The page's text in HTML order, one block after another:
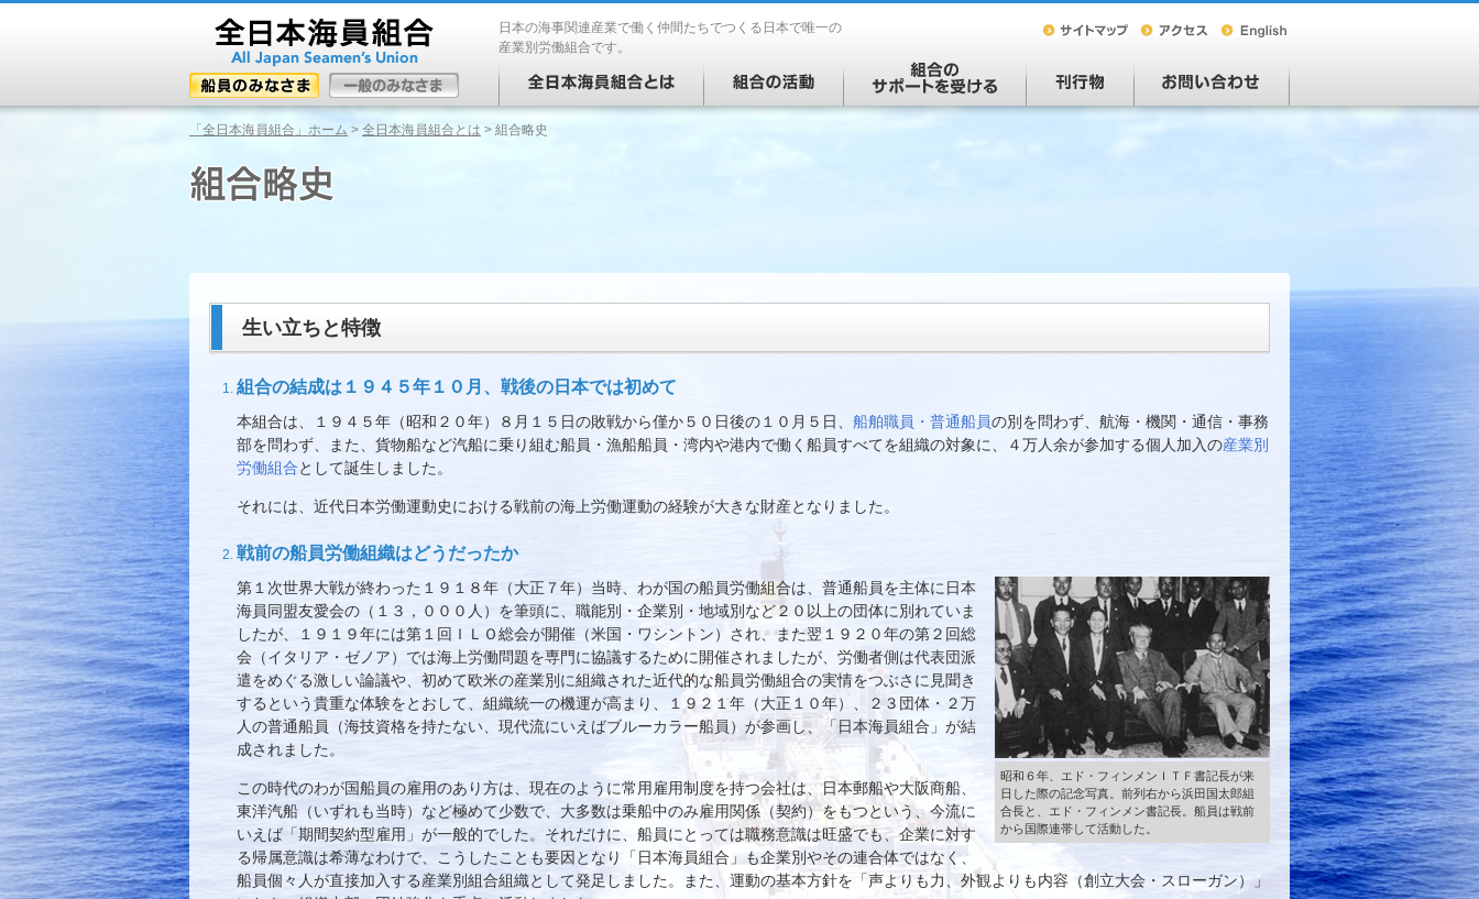
日本の海事関連産業で働く仲間たちでつくる日本で唯一の
産業別労働組合です。
「全日本海員組合」ホーム > 全日本海員組合とは > 組合略史
生い立ちと特徴
組合の結成は１９４５年１０月、戦後の日本では初めて
本組合は、１９４５年（昭和２０年）８月１５日の敗戦から僅か５０日後の１０月５日、 船舶職員・普通船員の別を問わず、航海・機関・通信・事務
部を問わず、また、貨物船など汽船に乗り組む船員・漁船船員・湾内や港内で働く船員すべてを組織の対象に、４万人余が参加する個人加入の産業別
労働組合として誕生しました。
それには、近代日本労働運動史における戦前の海上労働運動の経験が大きな財産となりました。
戦前の船員労働組織はどうだったか
昭和６年、エド・フィンメンＩＴＦ書記長が来
日した際の記念写真。前列右から浜田国太郎組
合長と、エド・フィンメン書記長。船員は戦前
から国際連帯して活動した。
第１次世界大戦が終わった１９１８年（大正７年）当時、わが国の船員労働組合は、普通船員を主体に日本
海員同盟友愛会の（１３，０００人）を筆頭に、職能別・企業別・地域別など２０以上の団体に別れていま
したが、１９１９年には第１回ＩＬＯ総会が開催（米国・ワシントン）され、また翌１９２０年の第２回総
会（イタリア・ゼノア）では海上労働問題を専門に協議するために開催されましたが、労働者側は代表団派
遣をめぐる激しい論議や、初めて欧米の産業別に組織された近代的な船員労働組合の実情をつぶさに見聞き
するという貴重な体験をとおして、組織統一の機運が高まり、１９２１年（大正１０年）、２３団体・２万
人の普通船員（海技資格を持たない、現代流にいえばブルーカラー船員）が参画し、「日本海員組合」が結
成されました。
この時代のわが国船員の雇用のあり方は、現在のように常用雇用制度を持つ会社は、日本郵船や大阪商船、
東洋汽船（いずれも当時）など極めて少数で、大多数は乗船中のみ雇用関係（契約）をもつという、今流に
いえば「期間契約型雇用」が一般的でした。それだけに、船員にとっては職務意識は旺盛でも、企業に対す
る帰属意識は希薄なわけで、こうしたことも要因となり「日本海員組合」も企業別やその連合体ではなく、
船員個々人が直接加入する産業別組合組織として発足しました。また、運動の基本方針を「声よりも力、外観よりも内容（創立大会・スローガン）」